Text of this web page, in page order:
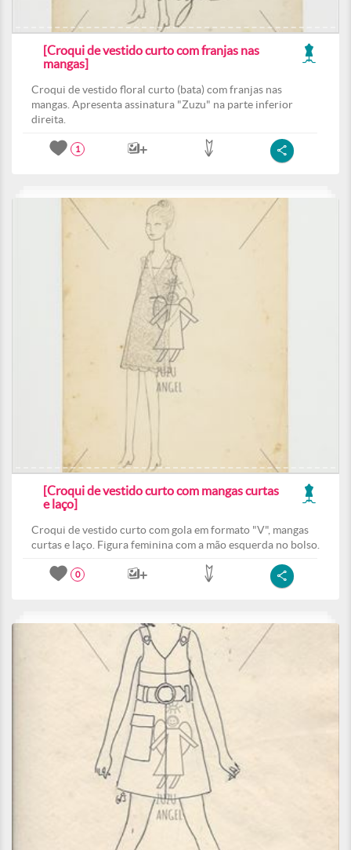
[Croqui de vestido curto com franjas nas
mangas]
Croqui de vestido floral curto (bata) com franjas nas
mangas. Apresenta assinatura "Zuzu" na parte inferior
direita.
1
[Croqui de vestido curto com mangas curtas
e laço]
Croqui de vestido curto com gola em formato "V", mangas
curtas e laço. Figura feminina com a mão esquerda no bolso.
0